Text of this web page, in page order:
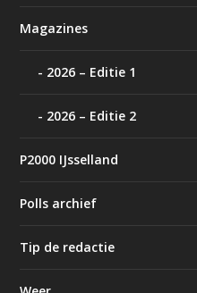
Magazines
2026 – Editie 1
2026 – Editie 2
P2000 IJsselland
Polls archief
Tip de redactie